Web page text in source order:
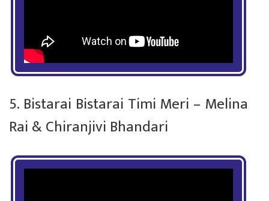
5. Bistarai Bistarai Timi Meri – Melina
Rai & Chiranjivi Bhandari